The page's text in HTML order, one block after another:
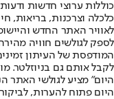
כוללות ערוצי חדשות
לאוויר האתר החדש
לספק לגולשים חוויה
המודפסת של העיתון
לקבל אותם גם בניוזלטר.
היום" מציע לגולשי האתר
היום פתוח להערות,